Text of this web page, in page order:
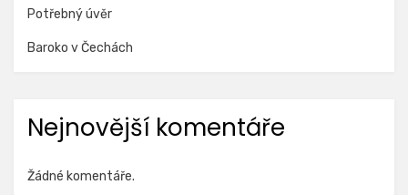
Potřebný úvěr
Baroko v Čechách
Nejnovější komentáře
Žádné komentáře.